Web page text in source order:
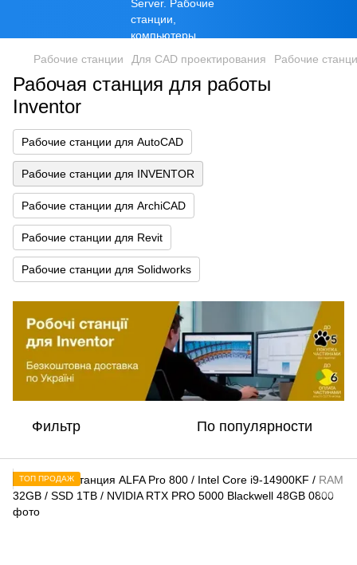
Рабочие станции Для CAD проектирования Рабочие
Рабочая станция для работы
Inventor
Рабочие станции для AutoCAD
Рабочие станции для INVENTOR
Рабочие станции для ArchiCAD
Рабочие станции для Revit
Рабочие станции для Solidworks
Фильтр По популярности
ТОП ПРОДАЖ